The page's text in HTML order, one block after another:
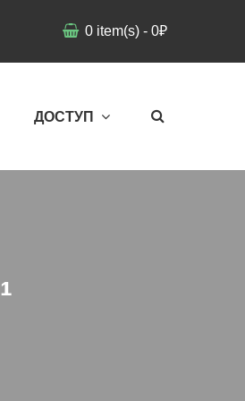
0 item(s) - 0₽
ДОСТУП